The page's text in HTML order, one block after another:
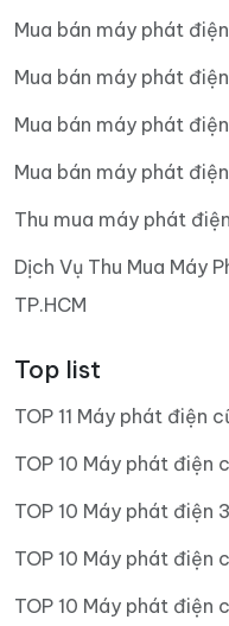
Mua bán máy phát
Mua bán máy phát
Mua bán máy phát
Mua bán máy phát
Thu mua máy phát
Dịch Vụ Thu Mua Máy
TP.HCM
Top list
TOP 11 Máy phát điện
TOP 10 Máy phát điện
TOP 10 Máy phát điện
TOP 10 Máy phát điện
TOP 10 Máy phát điện